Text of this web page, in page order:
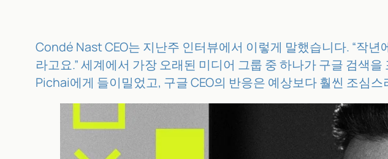
Condé Nast CEO는 지난주 인터뷰에서 이렇게 말했습니다. “작
라고요.” 세계에서 가장 오래된 미디어 그룹 중 하나가 구글 검색
Pichai에게 들이밀었고, 구글 CEO의 반응은 예상보다 훨씬 조심